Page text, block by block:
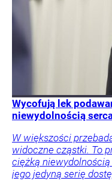
Wycofują lek
niewydolnością
W większości
widoczne cząstki. To
ciężką
jego jedyną serię